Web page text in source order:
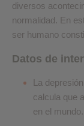
diversos
normalidad. En
ser humano
Datos de
La
calcula que
en el mundo.